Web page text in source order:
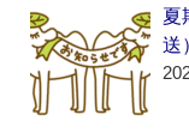
夏
送